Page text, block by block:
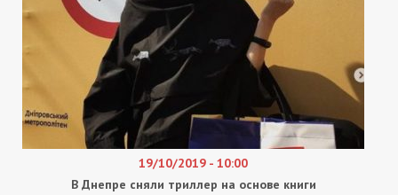
19/10/2019 - 10:00
В Днепре сняли триллер на основе книги